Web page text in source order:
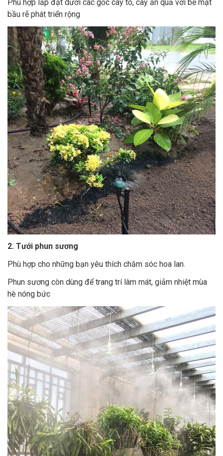
Phù hợp lắp đặt dưới các gốc cây to, cây ăn quả với bề mặt
bầu rễ phát triển rộng
2. Tưới phun sương
Phù hợp cho những bạn yêu thích chăm sóc hoa lan.
Phun sương còn dùng để trang trí làm mát, giảm nhiệt mùa
hè nóng bức